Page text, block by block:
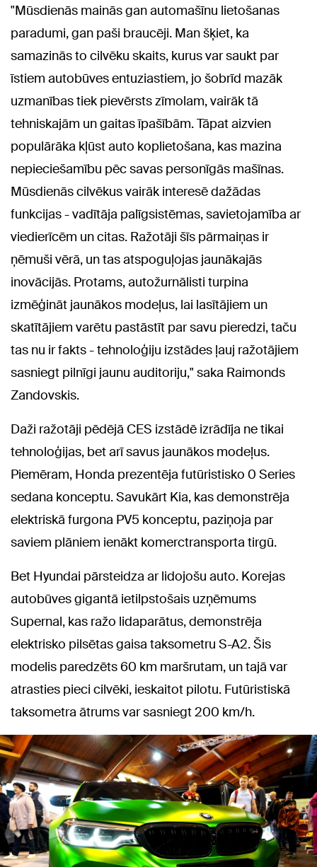
"Mūsdienās mainās gan automašīnu lietošanas
paradumi, gan paši braucēji. Man šķiet, ka
samazinās to cilvēku skaits, kurus var saukt par
īstiem autobūves entuziastiem, jo šobrīd mazāk
uzmanības tiek pievērsts zīmolam, vairāk tā
tehniskajām un gaitas īpašībām. Tāpat aizvien
populārāka kļūst auto koplietošana, kas mazina
nepieciešamību pēc savas personīgās mašīnas.
Mūsdienās cilvēkus vairāk interesē dažādas
funkcijas - vadītāja palīgsistēmas, savietojamība ar
viedierīcēm un citas. Ražotāji šīs pārmaiņas ir
ņēmuši vērā, un tas atspoguļojas jaunākajās
inovācijās. Protams, autožurnālisti turpina
izmēģināt jaunākos modeļus, lai lasītājiem un
skatītājiem varētu pastāstīt par savu pieredzi, taču
tas nu ir fakts - tehnoloģiju izstādes ļauj ražotājiem
sasniegt pilnīgi jaunu auditoriju," saka Raimonds
Zandovskis.
Daži ražotāji pēdējā CES izstādē izrādīja ne tikai
tehnoloģijas, bet arī savus jaunākos modeļus.
Piemēram, Honda prezentēja futūristisko 0 Series
sedana konceptu. Savukārt Kia, kas demonstrēja
elektriskā furgona PV5 konceptu, paziņoja par
saviem plāniem ienākt komerctransporta tirgū.
Bet Hyundai pārsteidza ar lidojošu auto. Korejas
autobūves gigantā ietilpstošais uzņēmums
Supernal, kas ražo lidaparātus, demonstrēja
elektrisko pilsētas gaisa taksometru S-A2. Šis
modelis paredzēts 60 km maršrutam, un tajā var
atrasties pieci cilvēki, ieskaitot pilotu. Futūristiskā
taksometra ātrums var sasniegt 200 km/h.